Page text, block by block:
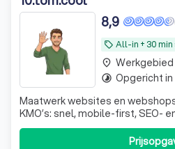
local_offer All-in + 30
8,9
Maatwerk websites en
KMO’s: snel, mobile-first, SEO-
Rechtstreeks contact met Tom,
vrijblijvende kennismaking.
place Werkgebied
timelapse Opgericht in